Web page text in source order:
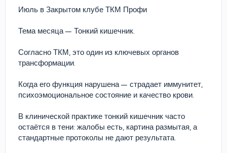
Июль в Закрытом клубе ТКМ Профи
Тема месяца — Тонкий кишечник.
Согласно ТКМ, это один из ключевых органов
трансформации.
Когда его функция нарушена — страдает иммунитет,
психоэмоциональное состояние и качество крови.
В клинической практике тонкий кишечник часто
остаётся в тени: жалобы есть, картина размытая, а
стандартные протоколы не дают результата.